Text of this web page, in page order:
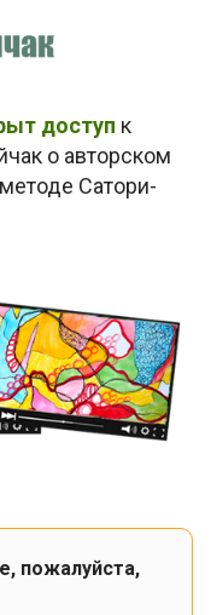
доступ к
о авторском
Сатори-
пожалуйста,